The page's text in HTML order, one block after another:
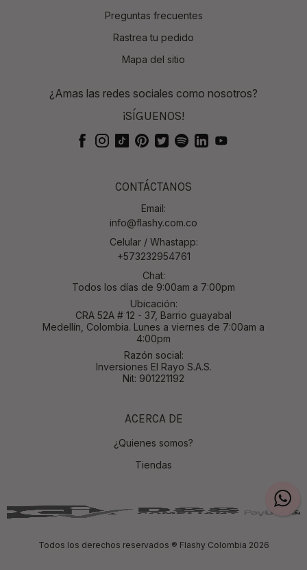
Preguntas frecuentes
Rastrea tu pedido
Mapa del sitio
¿Amas las redes sociales como nosotros?
¡SÍGUENOS!
CONTÁCTANOS
Email:
info@flashy.com.co
Celular / Whastapp:
+573232954761
Chat:
Todos los días de 9:00am a 7:00pm
Ubicación:
CRA 52A # 12 - 37, Barrio guayabal
Medellín, Colombia. Lunes a viernes de 7:00am a
4:00pm
Razón social:
Inversiones El Rayo S.A.S.
Nit: 901221192
ACERCA DE
¿Quienes somos?
Tiendas
Todos los derechos reservados ® Flashy Colombia 2026